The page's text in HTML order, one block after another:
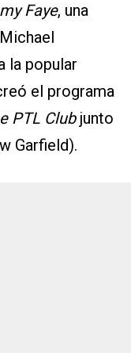
Faye, una
la popular
el programa
PTL Clubjunto
Garfield).